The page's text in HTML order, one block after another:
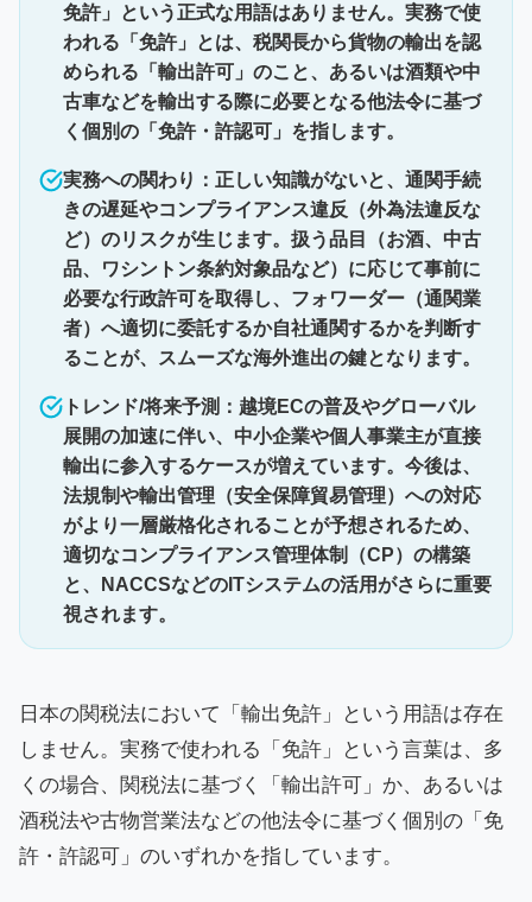
免許」という正式な用語はありません。実務で使
われる「免許」とは、税関長から貨物の輸出を認
められる「輸出許可」のこと、あるいは酒類や中
古車などを輸出する際に必要となる他法令に基づ
く個別の「免許・許認可」を指します。
実務への関わり：正しい知識がないと、通関手続
きの遅延やコンプライアンス違反（外為法違反な
ど）のリスクが生じます。扱う品目（お酒、中古
品、ワシントン条約対象品など）に応じて事前に
必要な行政許可を取得し、フォワーダー（通関業
者）へ適切に委託するか自社通関するかを判断す
ることが、スムーズな海外進出の鍵となります。
トレンド/将来予測：越境ECの普及やグローバル
展開の加速に伴い、中小企業や個人事業主が直接
輸出に参入するケースが増えています。今後は、
法規制や輸出管理（安全保障貿易管理）への対応
がより一層厳格化されることが予想されるため、
適切なコンプライアンス管理体制（CP）の構築
と、NACCSなどのITシステムの活用がさらに重要
視されます。
日本の関税法において「輸出免許」という用語は存在
しません。実務で使われる「免許」という言葉は、多
くの場合、関税法に基づく「輸出許可」か、あるいは
酒税法や古物営業法などの他法令に基づく個別の「免
許・許認可」のいずれかを指しています。